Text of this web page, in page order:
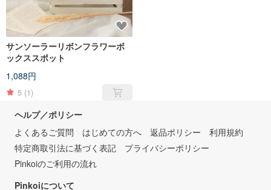
サンソーラーリボンフラワーボ
ックススポット
1,088円
5 (1)
ヘルプ／ポリシー
よくあるご質問
はじめての方へ 返品ポリシー
利用規約
特定商取引法に基づく表記
プライバシーポリシー
Pinkoiのご利用の流れ
Pinkoiについて